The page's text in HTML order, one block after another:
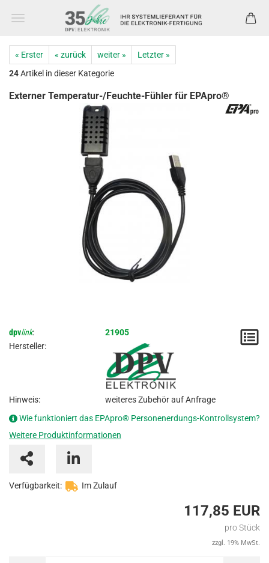
« Erster « zurück weiter »
Letzter »
24Artikel in dieser Kategorie
Externer Temperatur-/Feuchte-Fühler für EPApro®
dpvlink:
21905
Hersteller:
Hinweis:
weiteres Zubehör auf Anfrage
Wie funktioniert das EPApro® Personenerdungs-Kontrollsystem?
Weitere Produktinformationen
Verfügbarkeit: Im Zulauf
117,85 EUR
pro Stück
zzgl. 19% MwSt.